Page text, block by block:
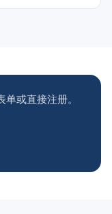
单或直接注册。